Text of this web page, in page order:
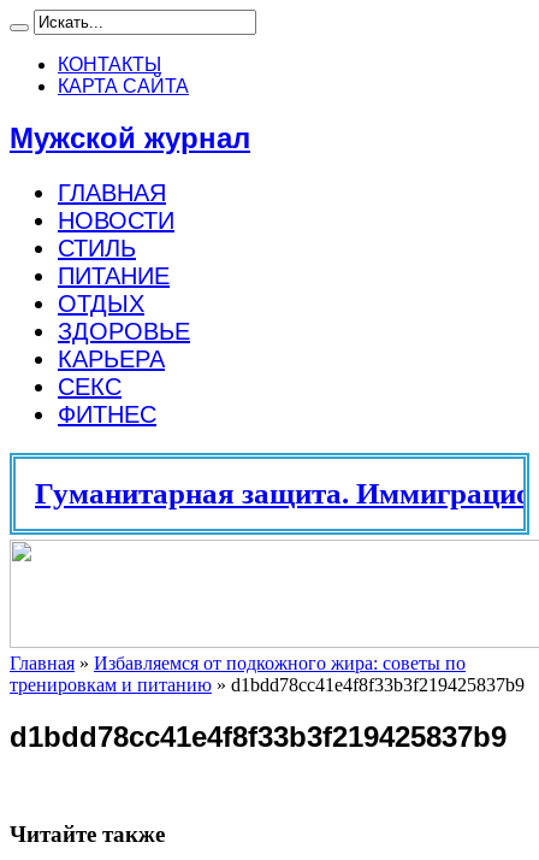
КОНТАКТЫ
КАРТА САЙТА
Мужской журнал
ГЛАВНАЯ
НОВОСТИ
СТИЛЬ
ПИТАНИЕ
ОТДЫХ
ЗДОРОВЬЕ
КАРЬЕРА
СЕКС
ФИТНЕС
Гуманитарная защита.
Главная » Избавляемся от подкожного жира: советы по
тренировкам и питанию » d1bdd78cc41e4f8f33b3f219425837b9
d1bdd78cc41e4f8f33b3f219425837b9
Читайте также